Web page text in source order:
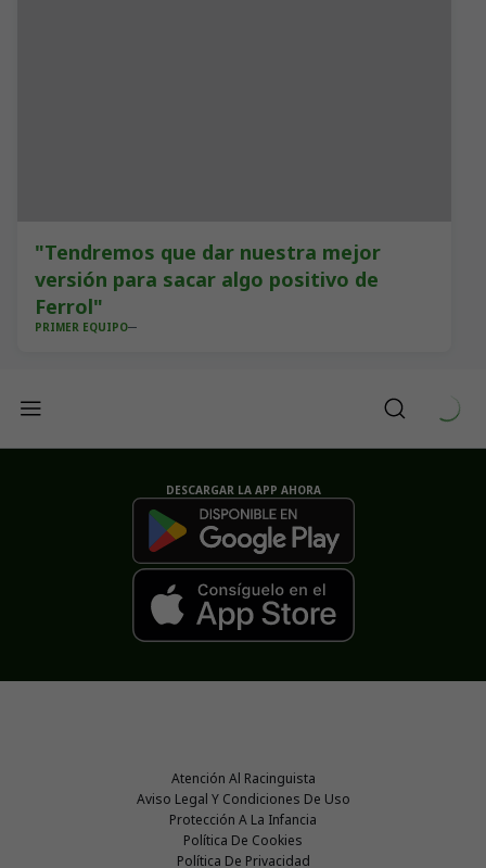
"Tendremos que dar nuestra mejor
versión para sacar algo positivo de
Ferrol"
PRIMER EQUIPO
DESCARGAR LA APP AHORA
Atención Al Racinguista
Aviso Legal Y Condiciones De Uso
Protección A La Infancia
Política De Cookies
Política De Privacidad